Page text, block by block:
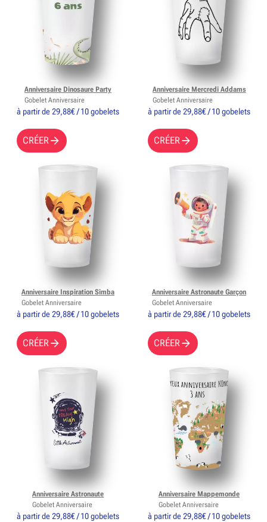
à partir de 29,88€ / 10 gobelets
CRÉER
Anniversaire Dinosaure Party
Gobelet Anniversaire
à partir de 29,88€ / 10 gobelets
CRÉER
Anniversaire Mercredi Addams
Gobelet Anniversaire
à partir de 29,88€ / 10 gobelets
CRÉER
Anniversaire Inspiration Simba
Gobelet Anniversaire
à partir de 29,88€ / 10 gobelets
CRÉER
Anniversaire Astronaute Garçon
Gobelet Anniversaire
à partir de 29,88€ / 10 gobelets
Anniversaire Astronaute
Gobelet Anniversaire
à partir de 29,88€ / 10 gobelets
Anniversaire Mappemonde
Gobelet Anniversaire